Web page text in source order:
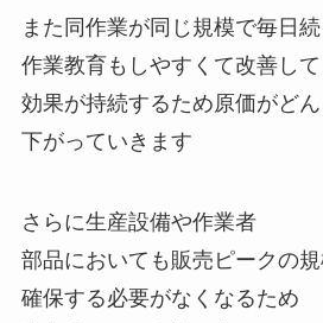
また同作業が同じ規模で毎日
作業教育もしやすくて改善して
効果が持続するため原価がど
下がっていきます
さらに生産設備や作業者
部品においても販売ピークの
確保する必要がなくなるため